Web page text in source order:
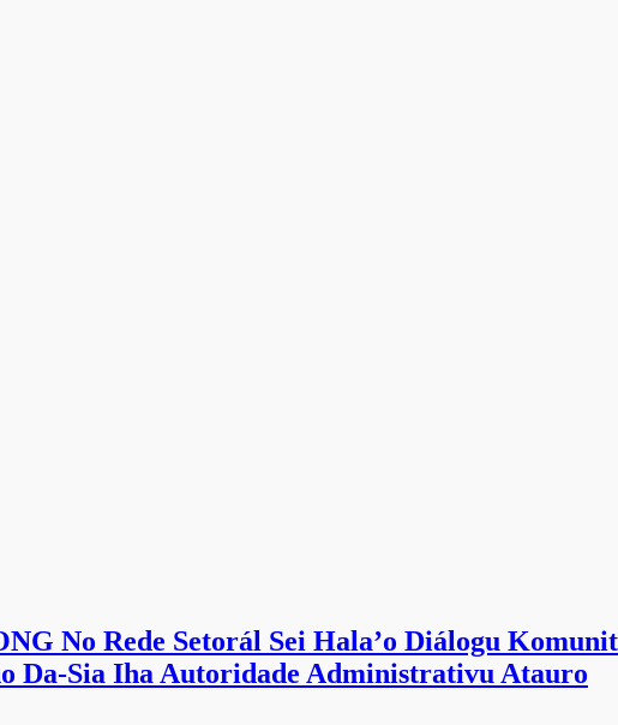
No Rede Setorál Sei Hala’o Diálogu
Da-Sia Iha Autoridade Administrativu Atauro